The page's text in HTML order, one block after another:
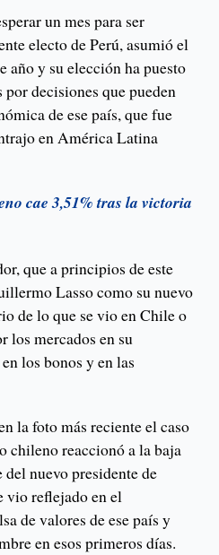
un mes para ser
electo de Perú, asumió el
año y su elección ha puesto
decisiones que pueden
de ese país, que fue
en América Latina
cae 3,51% tras la victoria
que a principios de este
Lasso como su nuevo
de lo que se vio en Chile o
los mercados en su
los bonos y en las
la foto más reciente el caso
chileno reaccionó a la baja
del nuevo presidente de
vio reflejado en el
de valores de ese país y
en esos primeros días.